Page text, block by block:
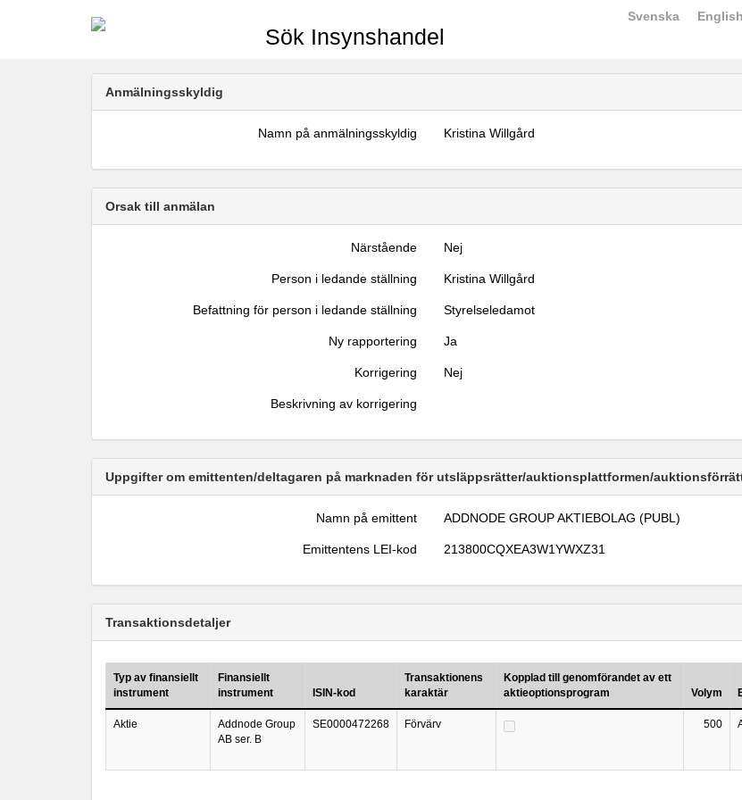
Sök Insynshandel
Svenska English
Anmälningsskyldig
Namn på anmälningsskyldig Kristina Willgård
Orsak till anmälan
Närstående Nej
Person i ledande ställning Kristina Willgård
Befattning för person i ledande ställning Styrelseledamot
Ny rapportering Ja
Korrigering Nej
Beskrivning av korrigering
Uppgifter om emittenten/deltagaren på marknaden för utsläppsrätter/auktionsplattformen/
Namn på emittent ADDNODE GROUP AKTIEBOLAG (PUBL)
Emittentens LEI-kod 213800CQXEA3W1YWXZ31
Transaktionsdetaljer
Typ av finansiellt
instrument
Finansiellt
instrument
ISIN-kod
Transaktionens
karaktär
Kopplad till genomförandet av ett
aktieoptionsprogram
Volym
Aktie
Addnode Group
AB ser. B
SE0000472268 Förvärv 500